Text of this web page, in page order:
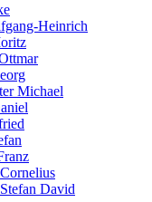
Heinrich
Michael
David